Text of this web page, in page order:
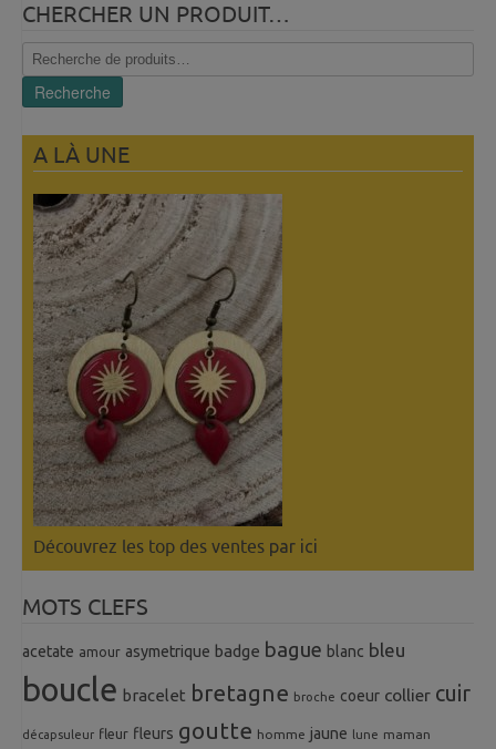
CHERCHER UN PRODUIT…
Recherche
pour :
Recherche
A LÀ UNE
Découvrez les top des ventes par ici
MOTS CLEFS
acetate amour asymetrique badge bague blanc bleu
boucle bracelet bretagne broche coeur collier cuir
décapsuleur fleur fleurs goutte homme jaune lune maman